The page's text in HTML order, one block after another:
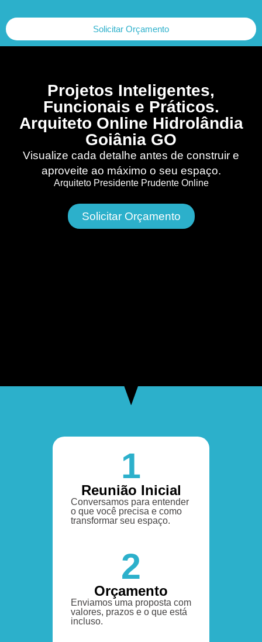
Solicitar Orçamento
Projetos Inteligentes,
Funcionais e Práticos.
Arquiteto Online Hidrolândia
Goiânia GO
Visualize cada detalhe antes de construir e
aproveite ao máximo o seu espaço.
Arquiteto Presidente Prudente Online
Solicitar Orçamento
1
Reunião Inicial
Conversamos para entender
o que você precisa e como
transformar seu espaço.
2
Orçamento
Enviamos uma proposta com
valores, prazos e o que está
incluso.